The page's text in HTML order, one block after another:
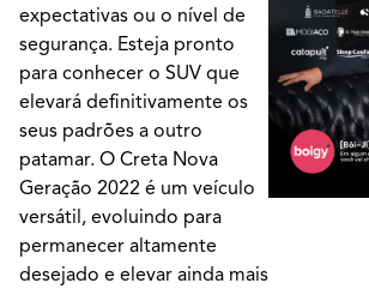
expectativas ou o nível de
segurança. Esteja pronto
para conhecer o SUV que
elevará definitivamente os
seus padrões a outro
patamar. O Creta Nova
Geração 2022 é um veículo
versátil, evoluindo para
permanecer altamente
desejado e elevar ainda mais